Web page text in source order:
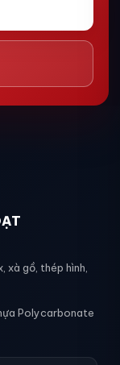
xà gồ, thép hình,
Polycarbonate